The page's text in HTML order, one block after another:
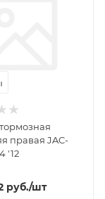
правая JAC-
'12
руб./шт